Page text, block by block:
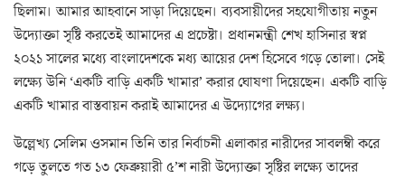
ছিলাম। আমার আহবানে সাড়া দিয়েছেন। ব্যবসায়ীদের সহযোগীতায় নতুন
উদ্যোক্তা সৃষ্টি করতেই আমাদের এ প্রচেষ্টা। প্রধানমন্ত্রী শেখ হাসিনার স্বপ্ন
২০২১ সালের মধ্যে বাংলাদেশকে মধ্য আয়ের দেশ হিসেবে গড়ে তোলা। সেই
লক্ষ্যে উনি ‘একটি বাড়ি একটি খামার’ করার ঘোষণা দিয়েছেন। একটি বাড়ি
একটি খামার বাস্তবায়ন করাই আমাদের এ উদ্যোগের লক্ষ্য।
উল্লেখ্য সেলিম ওসমান তিনি তার নির্বাচনী এলাকার নারীদের সাবলম্বী করে
গড়ে তুলতে গত ১৩ ফেব্রুয়ারী ৫’শ নারী উদ্যোক্তা সৃষ্টির লক্ষ্যে তাদের